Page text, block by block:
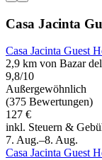
Casa Jacinta
Casa Jacinta Guest
2,9 km von Bazar
9,8/10
Außergewöhnlich
(375 Bewertungen)
127 €
inkl. Steuern &
7. Aug.–8. Aug.
Casa Jacinta Guest